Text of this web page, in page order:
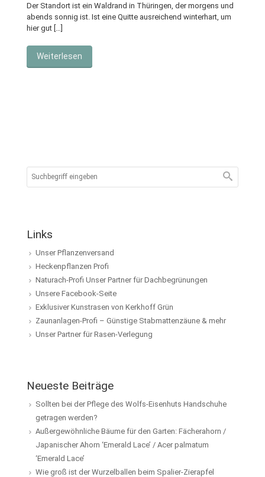
Der Standort ist ein Waldrand in Thüringen, der morgens und
abends sonnig ist. Ist eine Quitte ausreichend winterhart, um
hier gut […]
Weiterlesen
Links
Unser Pflanzenversand
Heckenpflanzen Profi
Naturach-Profi Unser Partner für Dachbegrünungen
Unsere Facebook-Seite
Exklusiver Kunstrasen von Kerkhoff Grün
Zaunanlagen-Profi – Günstige Stabmattenzäune & mehr
Unser Partner für Rasen-Verlegung
Neueste Beiträge
Sollten bei der Pflege des Wolfs-Eisenhuts Handschuhe
getragen werden?
Außergewöhnliche Bäume für den Garten: Fächerahorn /
Japanischer Ahorn ‘Emerald Lace’ / Acer palmatum
‘Emerald Lace’
Wie groß ist der Wurzelballen beim Spalier-Zierapfel